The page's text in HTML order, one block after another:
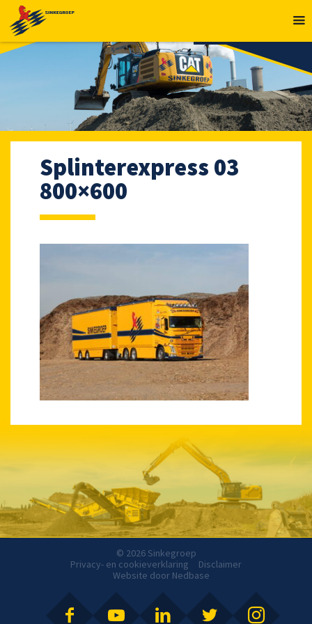
Splinterexpress 03
800×600
© 2026 Sinkegroep
Privacy- en cookieverklaring
Disclaimer
Website door Nedbase